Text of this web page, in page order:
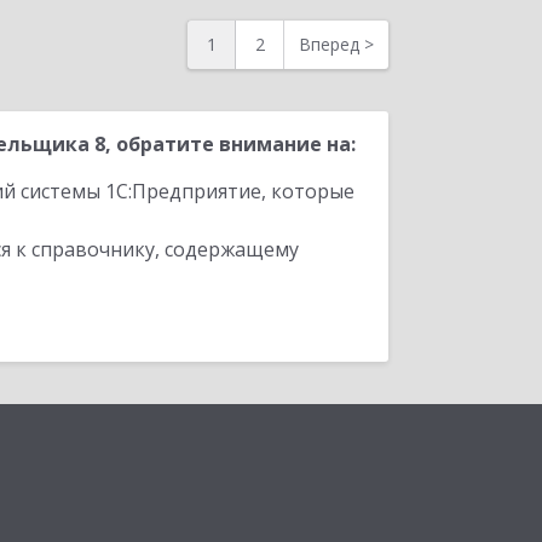
1 2 Вперед >
8, обратите внимание на:
системы 1С:Предприятие, которые
к справочнику, содержащему